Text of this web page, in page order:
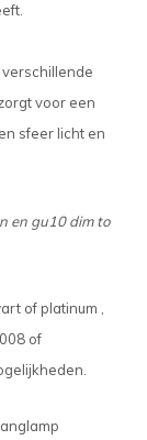
voor een
sfeer licht en
en gu10 dim to
of platinum ,
of